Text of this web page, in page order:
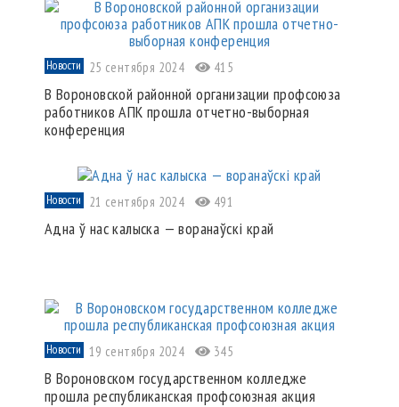
Новости 25 сентября 2024 415
В Вороновской районной организации профсоюза
работников АПК прошла отчетно-выборная
конференция
Новости 21 сентября 2024 491
Адна ў нас калыска — воранаўскі край
Новости 19 сентября 2024 345
В Вороновском государственном колледже
прошла республиканская профсоюзная акция